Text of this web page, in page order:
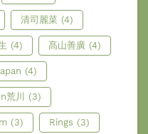
清司麗菜 (4)
(4) 髙山善廣 (4)
(4)
荒川 (3)
(3) Rings (3)